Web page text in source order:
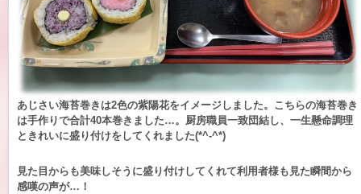
あじさい海苔巻きは2色の紫陽花をイメージしました。こちらの海苔巻き
は手作りで合計40本巻きました…。厨房職員一致団結し、一生懸命調理
ときれいに盛り付けをしてくれました(*^-^*)
見た目からも美味しそうに盛り付けしてくれて利用者様も見た瞬間から
感嘆の声が…！